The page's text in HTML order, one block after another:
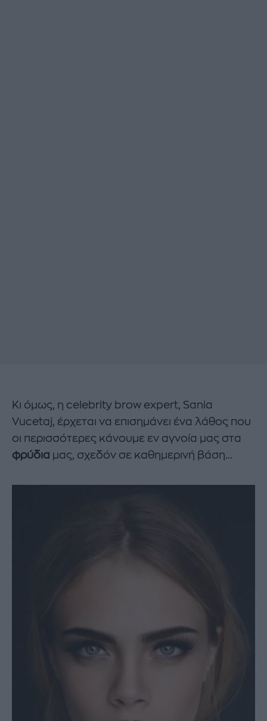
Κι όμως, η celebrity brow expert, Sania
Vucetaj, έρχεται να επισημάνει ένα λάθος που
οι περισσότερες κάνουμε εν αγνοία μας στα
φρύδια μας, σχεδόν σε καθημερινή βάση...